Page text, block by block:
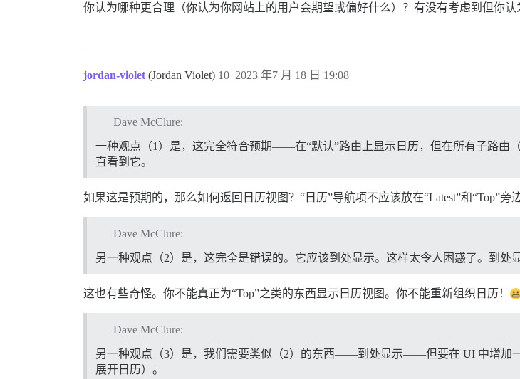
你认为哪种更合理（你认为你网站上的用户会期望或偏好什么）？有没有考虑到但你认
jordan-violet (Jordan Violet) 2023 年7 月 18 日 19:08
10
Dave McClure:
一种观点（1）是，这完全符合预期——在“默认”路由上显示日历，但在所有子路由
直看到它。
如果这是预期的，那么如何返回日历视图？“日历”导航项不应该放在“Latest”和“Top”旁
Dave McClure:
另一种观点（2）是，这完全是错误的。它应该到处显示。这样太令人困惑了。到处
这也有些奇怪。你不能真正为“Top”之类的东西显示日历视图。你不能重新组织日历！
Dave McClure:
另一种观点（3）是，我们需要类似（2）的东西——到处显示——但要在 UI 中增加
展开日历）。